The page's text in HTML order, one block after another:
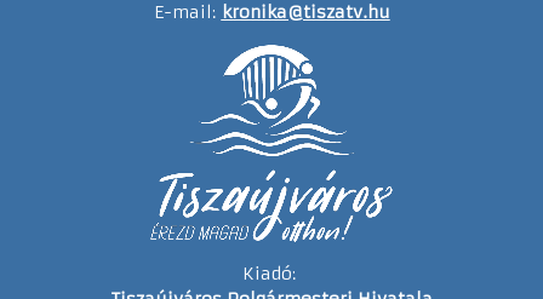
E-mail: kronika@tiszatv.hu
Kiadó: